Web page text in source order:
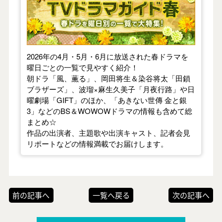
2026年の4月・5月・6月に放送された春ドラマを
曜日ごとの一覧で見やすく紹介！
朝ドラ「風、薫る」、岡田将生＆染谷将太「田鎖
ブラザーズ」、波瑠×麻生久美子「月夜行路」や日
曜劇場「GIFT」のほか、「あきない世傳 金と銀
3」などのBS＆WOWOWドラマの情報も含めて総
まとめ☆
作品の出演者、主題歌や出演キャスト、記者会見
リポートなどの情報満載でお届けします。
前の記事へ 一覧へ戻る 次の記事へ